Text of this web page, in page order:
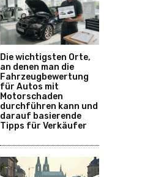
Die wichtigsten Orte,
an denen man die
Fahrzeugbewertung
für Autos mit
Motorschaden
durchführen kann und
darauf basierende
Tipps für Verkäufer